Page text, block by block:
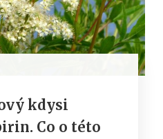
kdysi
Co o této